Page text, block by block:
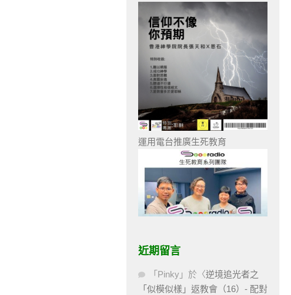
運用電台推廣生死教育
近期留言
「 Pinky 」於〈逆境追光者之
「似模似樣」返教會（16）- 配對